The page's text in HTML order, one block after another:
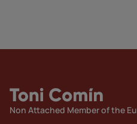
Non Attached Member of the